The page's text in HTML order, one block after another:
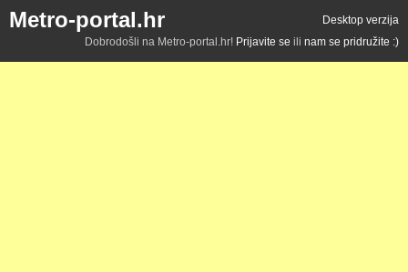
Metro-portal.hr
Desktop verzija
Dobrodošli na Metro-portal.hr! Prijavite se ili nam se pridružite :)